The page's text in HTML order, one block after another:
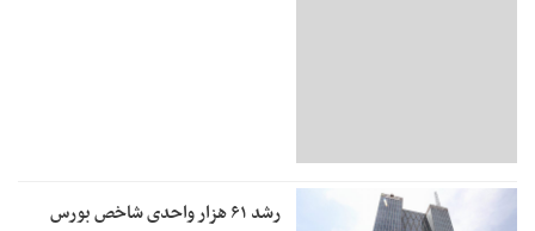
رشد ۶۱ هزار واحدی شاخص بورس